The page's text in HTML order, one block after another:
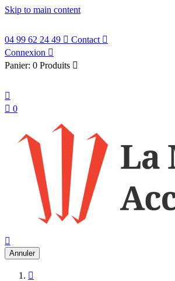
Skip to main content
04 99 62 24 49  Contact 
Connexion 
Panier: 0 Produits 

 0

Annuler
